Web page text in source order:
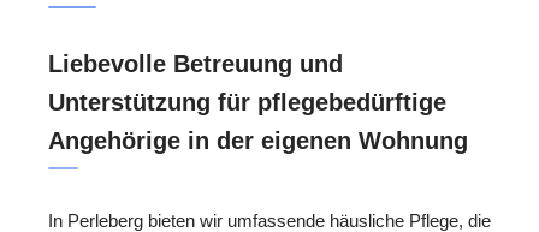
Liebevolle Betreuung und
Unterstützung für pflegebedürftige
Angehörige in der eigenen Wohnung
In Perleberg bieten wir umfassende häusliche Pflege, die